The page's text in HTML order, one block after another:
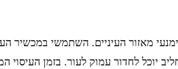
מאזור העיניים. השתמשי במכשיר